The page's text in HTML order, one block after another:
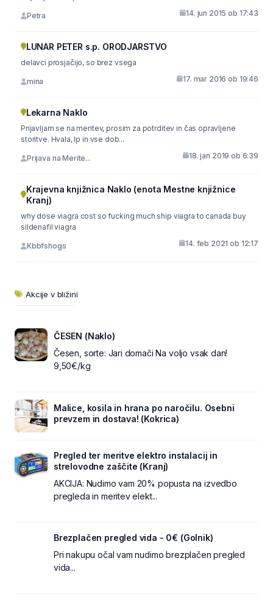
Petra 14. jun 2015 ob 17:43
LUNAR PETER s.p. ORODJARSTVO
delavci prosjačijo, so brez vsega
mina 17. mar 2016 ob 19:46
Lekarna Naklo
Prijavljam se na meritev, prosim za potrditev in čas opravljene
storitve. Hvala, lp in vse dob...
Prijava na Merite... 18. jan 2019 ob 6:39
Krajevna knjižnica Naklo (enota Mestne knjižnice
Kranj)
why dose viagra cost so fucking much ship viagra to canada buy
sildenafil viagra
Kbbfshogs 14. feb 2021 ob 12:17
Akcije v bližini
ČESEN (Naklo)
Česen, sorte: Jari domači Na voljo vsak dan!
9,50€/kg
Malice, kosila in hrana po naročilu. Osebni
prevzem in dostava! (Kokrica)
Pregled ter meritve elektro instalacij in
strelovodne zaščite (Kranj)
AKCIJA: Nudimo vam 20% popusta na izvedbo
pregleda in meritev elekt...
Brezplačen pregled vida - 0€ (Golnik)
Pri nakupu očal vam nudimo brezplačen pregled
vida...